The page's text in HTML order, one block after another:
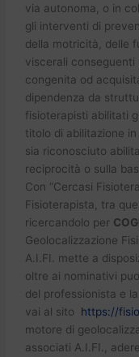
via autonoma, o in
gli interventi di
della motricità, delle
viscerali conseguenti
congenita od
dipendenza da
fisioterapisti abilitati
titolo di abilitazione
sia riconosciuto
reciprocità o sulla
Con “Cercasi
Fisioterapista, tra
ricercandolo per
Geolocalizzazione
A.I.FI. mette a
oltre ai nominativi
del professionista e
vai al sito https://
motore di
associati A.I.FI.,